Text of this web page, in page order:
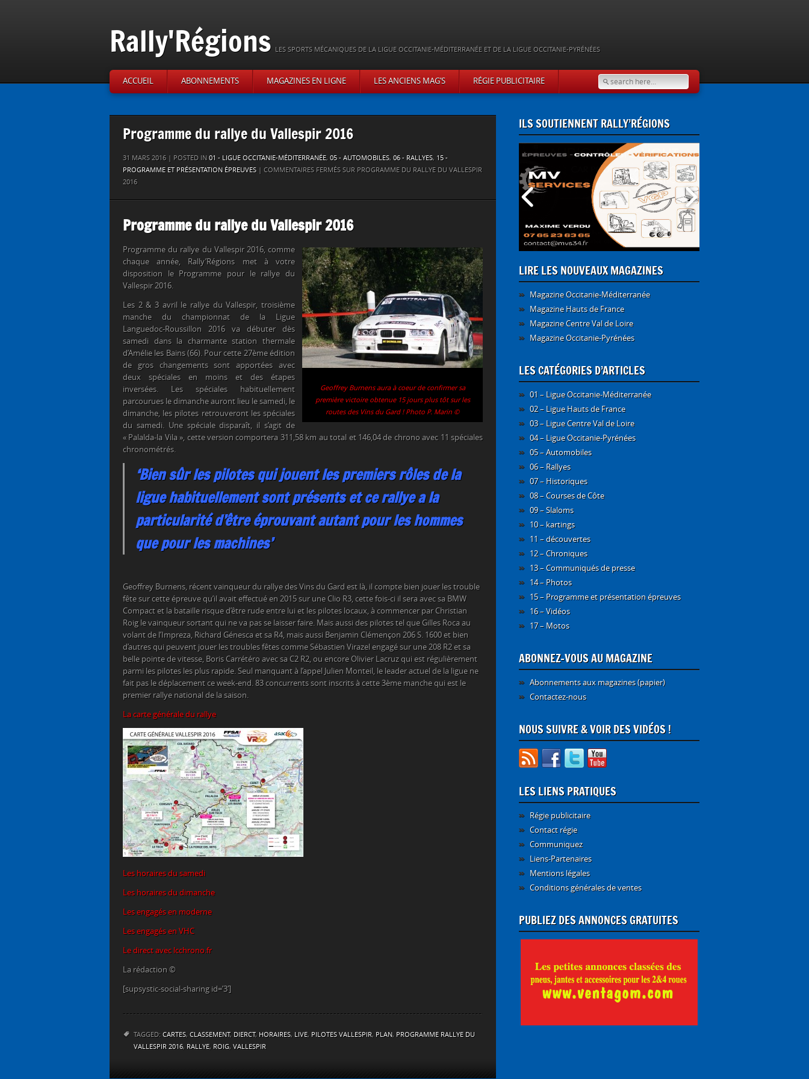
Rally'Régions LES SPORTS MÉCANIQUES DE LA LIGUE OCCITANIE-MÉDITERRANÉE ET DE LA LIGUE OCCITANIE-PYRÉNÉES
ACCUEIL ABONNEMENTS MAGAZINES EN LIGNE LES ANCIENS MAG’S RÉGIE PUBLICITAIRE
Programme du rallye du Vallespir 2016
31 MARS 2016 | POSTED IN 01 - LIGUE OCCITANIE-MÉDITERRANÉE, 05 - AUTOMOBILES, 06 - RALLYES, 15 -
PROGRAMME ET PRÉSENTATION ÉPREUVES | COMMENTAIRES FERMÉS SUR PROGRAMME DU RALLYE DU VALLESPIR
2016
Programme du rallye du Vallespir 2016
Geoffrey Burnens aura à coeur de confirmer sa
première victoire obtenue 15 jours plus tôt sur les
routes des Vins du Gard ! Photo P. Marin ©
Programme du rallye du Vallespir 2016, comme
chaque année, Rally’Régions met à votre
disposition le Programme pour le rallye du
Vallespir 2016.
Les 2 & 3 avril le rallye du Vallespir, troisième
manche du championnat de la Ligue
Languedoc-Roussillon 2016 va débuter dès
samedi dans la charmante station thermale
d’Amélie les Bains (66). Pour cette 27ème édition
de gros changements sont apportées avec
deux spéciales en moins et des étapes
inversées. Les spéciales habituellement
parcourues le dimanche auront lieu le samedi, le
dimanche, les pilotes retrouveront les spéciales
du samedi. Une spéciale disparaît, il s’agit de
« Palalda-la Vila », cette version comportera 311,58 km au total et 146,04 de chrono avec 11 spéciales
chronométrés.
‘Bien sûr les pilotes qui jouent les premiers rôles de la
ligue habituellement sont présents et ce rallye a la
particularité d’être éprouvant autant pour les hommes
que pour les machines’
Geoffrey Burnens, récent vainqueur du rallye des Vins du Gard est là, il compte bien jouer les trouble
fête sur cette épreuve qu’il avait effectué en 2015 sur une Clio R3, cette fois-ci il sera avec sa BMW
Compact et la bataille risque d’être rude entre lui et les pilotes locaux, à commencer par Christian
Roig le vainqueur sortant qui ne va pas se laisser faire. Mais aussi des pilotes tel que Gilles Roca au
volant de l’Impreza, Richard Génesca et sa R4, mais aussi Benjamin Clémençon 206 S. 1600 et bien
d’autres qui peuvent jouer les troubles fêtes comme Sébastien Virazel engagé sur une 208 R2 et sa
belle pointe de vitesse, Boris Carrétéro avec sa C2 R2, ou encore Olivier Lacruz qui est régulièrement
parmi les pilotes les plus rapide. Seul manquant à l’appel Julien Monteil, le leader actuel de la ligue ne
fait pas le déplacement ce week-end. 83 concurrents sont inscrits à cette 3ème manche qui est le
premier rallye national de la saison.
La carte générale du rallye
Les horaires du samedi
Les horaires du dimanche
Les engagés en moderne
Les engagés en VHC
Le direct avec lcchrono.fr
La rédaction ©
[supsystic-social-sharing id=’3′]
TAGGED: CARTES, CLASSEMENT, DIERCT, HORAIRES, LIVE, PILOTES VALLESPIR, PLAN, PROGRAMME RALLYE DU
VALLESPIR 2016, RALLYE, ROIG, VALLESPIR
ILS SOUTIENNENT RALLY’RÉGIONS
LIRE LES NOUVEAUX MAGAZINES
Magazine Occitanie-Méditerranée
Magazine Hauts de France
Magazine Centre Val de Loire
Magazine Occitanie-Pyrénées
LES CATÉGORIES D’ARTICLES
01 – Ligue Occitanie-Méditerranée
02 – Ligue Hauts de France
03 – Ligue Centre Val de Loire
04 – Ligue Occitanie-Pyrénées
05 – Automobiles
06 – Rallyes
07 – Historiques
08 – Courses de Côte
09 – Slaloms
10 – kartings
11 – découvertes
12 – Chroniques
13 – Communiqués de presse
14 – Photos
15 – Programme et présentation épreuves
16 – Vidéos
17 – Motos
ABONNEZ-VOUS AU MAGAZINE
Abonnements aux magazines (papier)
Contactez-nous
NOUS SUIVRE & VOIR DES VIDÉOS !
LES LIENS PRATIQUES
Régie publicitaire
Contact régie
Communiquez
Liens-Partenaires
Mentions légales
Conditions générales de ventes
PUBLIEZ DES ANNONCES GRATUITES